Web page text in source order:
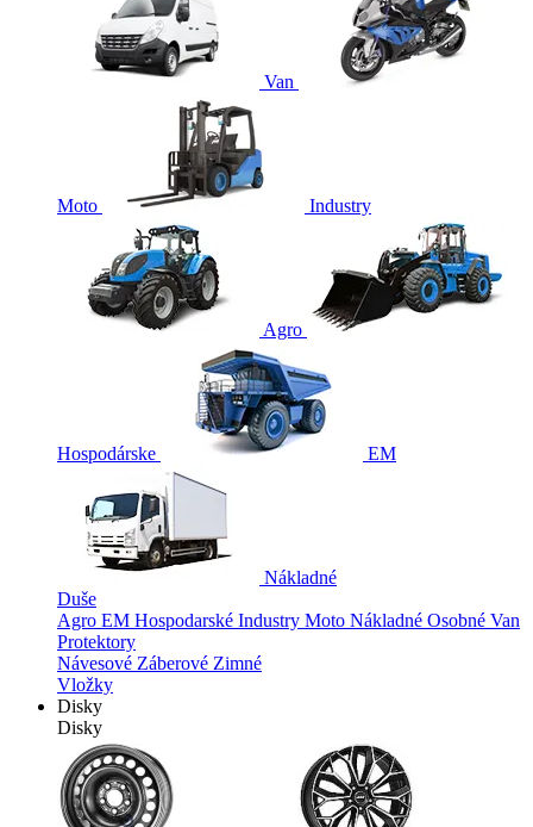
Van
Moto Industry
Agro
Hospodárske EM
Nákladné
Duše
Agro EM Hospodarské Industry Moto Nákladné Osobné Van
Protektory
Návesové Záberové Zimné
Vložky
Disky
Disky